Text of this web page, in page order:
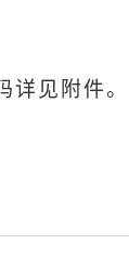
详见附件。